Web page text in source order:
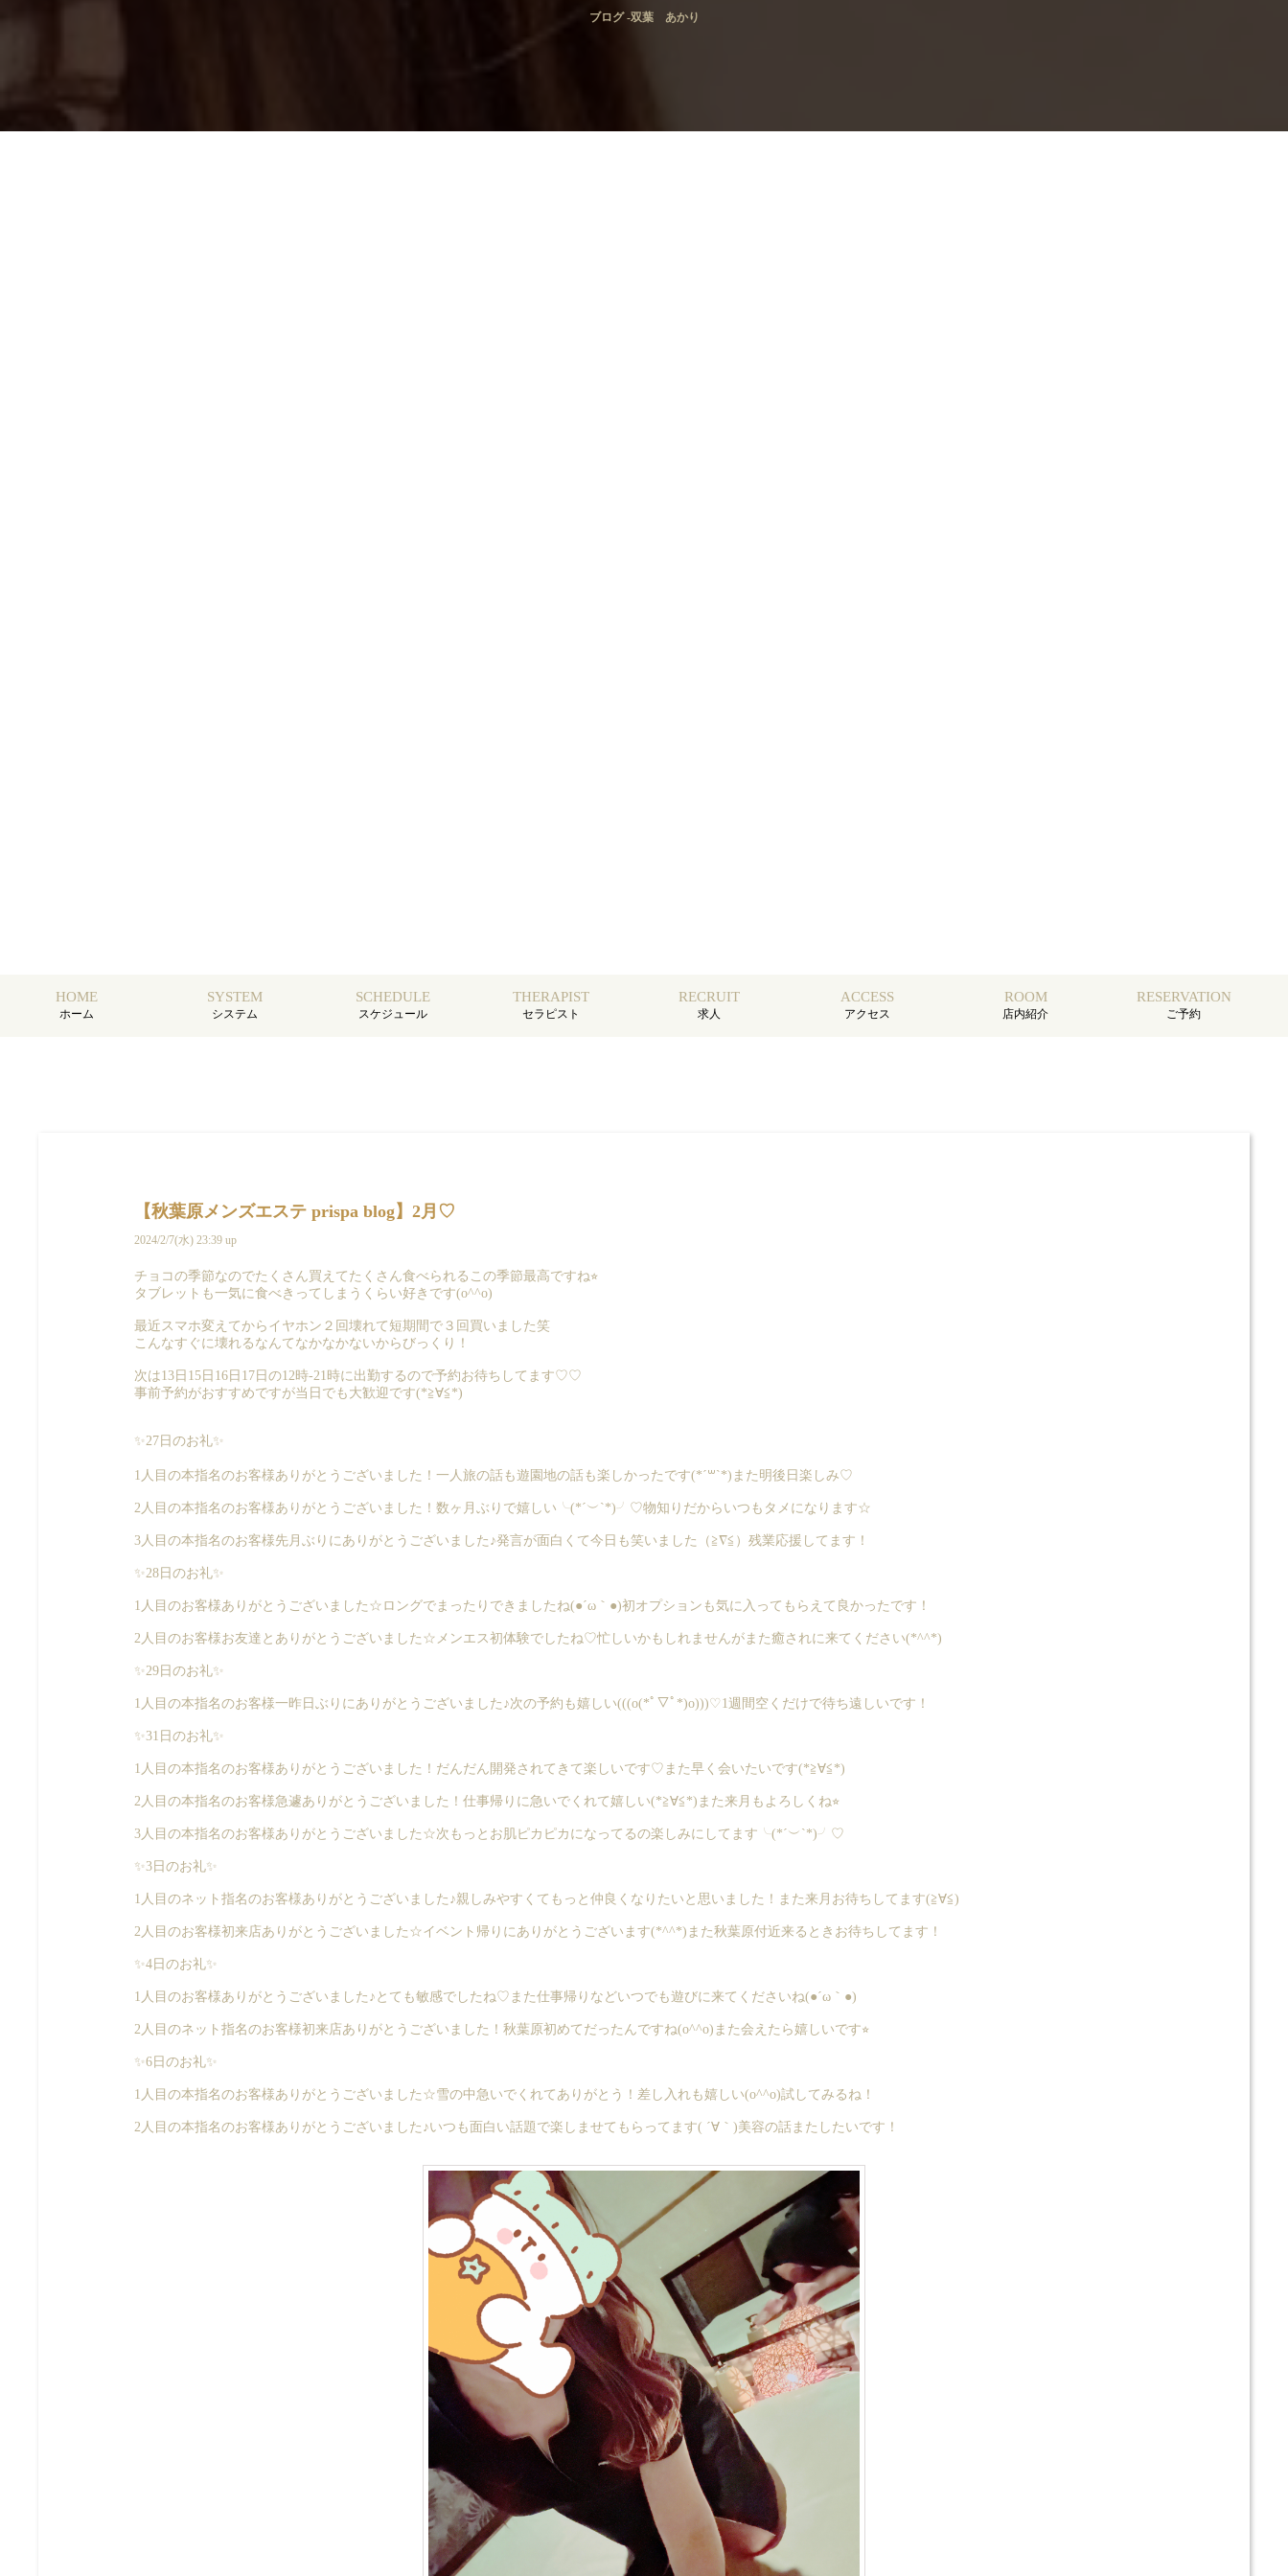
ブログ -双葉 あかり
HOME
ホーム
SYSTEM
システム
SCHEDULE
スケジュール
THERAPIST
セラピスト
RECRUIT
求人
ACCESS
アクセス
ROOM
店内紹介
RESERVATION
ご予約
【秋葉原メンズエステ prispa blog】2月♡
2024/2/7(水) 23:39 up
チョコの季節なのでたくさん買えてたくさん食べられるこの季節最高ですね⭐︎
タブレットも一気に食べきってしまうくらい好きです(o^^o)
最近スマホ変えてからイヤホン２回壊れて短期間で３回買いました笑
こんなすぐに壊れるなんてなかなかないからびっくり！
次は13日15日16日17日の12時-21時に出勤するので予約お待ちしてます♡♡
事前予約がおすすめですが当日でも大歓迎です(*≧∀≦*)
✨27日のお礼✨
1人目の本指名のお客様ありがとうございました！一人旅の話も遊園地の話も楽しかったです(*´꒳`*)また明後日楽しみ♡
2人目の本指名のお客様ありがとうございました！数ヶ月ぶりで嬉しい╰(*´︶`*)╯♡物知りだからいつもタメになります☆
3人目の本指名のお客様先月ぶりにありがとうございました♪発言が面白くて今日も笑いました（≧∇≦）残業応援してます！
✨28日のお礼✨
1人目のお客様ありがとうございました☆ロングでまったりできましたね(●´ω｀●)初オプションも気に入ってもらえて良かったです！
2人目のお客様お友達とありがとうございました☆メンエス初体験でしたね♡忙しいかもしれませんがまた癒されに来てください(*^^*)
✨29日のお礼✨
1人目の本指名のお客様一昨日ぶりにありがとうございました♪次の予約も嬉しい(((o(*ﾟ▽ﾟ*)o)))♡1週間空くだけで待ち遠しいです！
✨31日のお礼✨
1人目の本指名のお客様ありがとうございました！だんだん開発されてきて楽しいです♡また早く会いたいです(*≧∀≦*)
2人目の本指名のお客様急遽ありがとうございました！仕事帰りに急いでくれて嬉しい(*≧∀≦*)また来月もよろしくね⭐︎
3人目の本指名のお客様ありがとうございました☆次もっとお肌ピカピカになってるの楽しみにしてます╰(*´︶`*)╯♡
✨3日のお礼✨
1人目のネット指名のお客様ありがとうございました♪親しみやすくてもっと仲良くなりたいと思いました！また来月お待ちしてます(≧∀≦)
2人目のお客様初来店ありがとうございました☆イベント帰りにありがとうございます(*^^*)また秋葉原付近来るときお待ちしてます！
✨4日のお礼✨
1人目のお客様ありがとうございました♪とても敏感でしたね♡また仕事帰りなどいつでも遊びに来てくださいね(●´ω｀●)
2人目のネット指名のお客様初来店ありがとうございました！秋葉原初めてだったんですね(o^^o)また会えたら嬉しいです⭐︎
✨6日のお礼✨
1人目の本指名のお客様ありがとうございました☆雪の中急いでくれてありがとう！差し入れも嬉しい(o^^o)試してみるね！
2人目の本指名のお客様ありがとうございました♪いつも面白い話題で楽しませてもらってます( ´∀｀)美容の話またしたいです！